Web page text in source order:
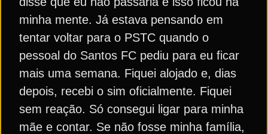
minha mente. Já estava pensando em
tentar voltar para o PSTC quando o
pessoal do Santos FC pediu para eu ficar
mais uma semana. Fiquei alojado e, dias
depois, recebi o sim oficialmente. Fiquei
sem reação. Só consegui ligar para minha
mãe e contar. Se não fosse minha família,